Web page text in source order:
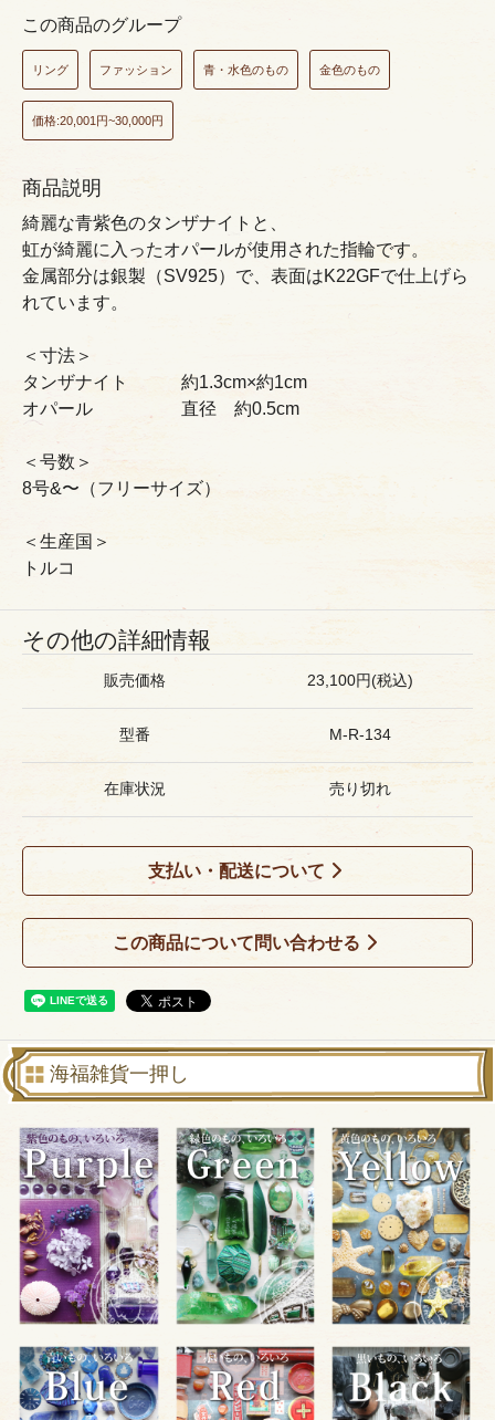
この商品のグループ
リング ファッション 青・水色のもの 金色のもの
価格:20,001円~30,000円
商品説明
綺麗な青紫色のタンザナイトと、
虹が綺麗に入ったオパールが使用された指輪です。
金属部分は銀製（SV925）で、表面はK22GFで仕上げら
れています。
＜寸法＞
タンザナイト 約1.3cm×約1cm
オパール 直径 約0.5cm
＜号数＞
8号&〜（フリーサイズ）
＜生産国＞
トルコ
その他の詳細情報
販売価格 23,100円(税込)
型番 M-R-134
在庫状況 売り切れ
支払い・配送について
この商品について問い合わせる
海福雑貨一押し